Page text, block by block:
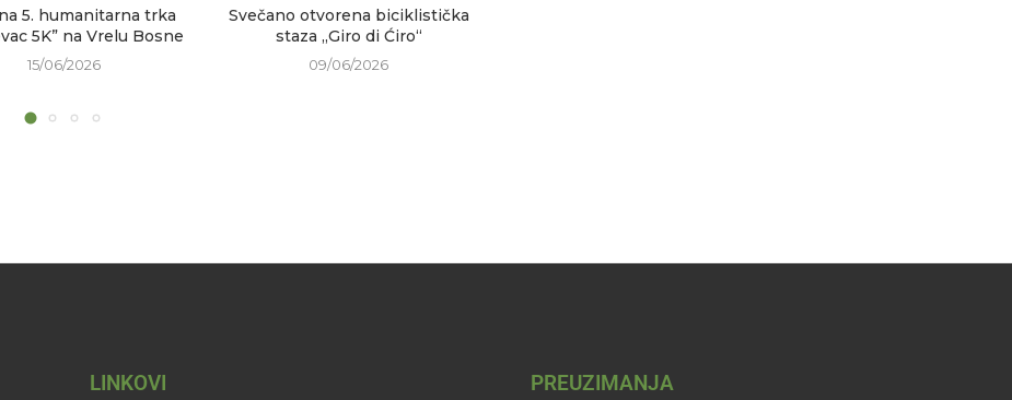
5. humanitarna trka
5K” na Vrelu Bosne
15/06/2026
Svečano otvorena biciklistička
staza „Giro di Ćiro“
09/06/2026
LINKOVI PREUZIMANJA